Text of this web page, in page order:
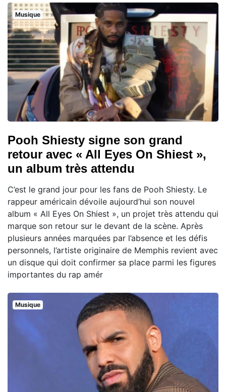
Musique
Pooh Shiesty signe son grand
retour avec « All Eyes On Shiest »,
un album très attendu
C’est le grand jour pour les fans de Pooh Shiesty. Le
rappeur américain dévoile aujourd’hui son nouvel
album « All Eyes On Shiest », un projet très attendu qui
marque son retour sur le devant de la scène. Après
plusieurs années marquées par l’absence et les défis
personnels, l’artiste originaire de Memphis revient avec
un disque qui doit confirmer sa place parmi les figures
importantes du rap amér
Musique